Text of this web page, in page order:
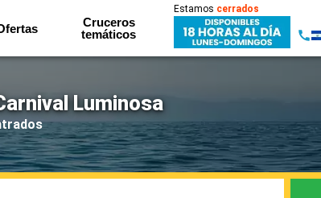
Cruceros
temáticos
Estamos cerrados
Luminosa